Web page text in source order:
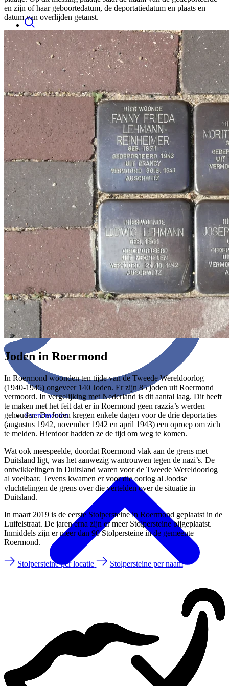
Evenementen
en zijn of haar geboortedatum, de deportatiedatum en plaats en
datum van overlijden getanst.
Joden in Roermond
In Roermond woonden ten tijde van de Tweede Wereldoorlog
(1940-1945) ongeveer 140 Joden. Er zijn 85 joden uit Roermond
vermoord. In vergelijking met Nederland is dit aantal laag. Dit heeft
te maken met het feit dat er in Roermond geen razzia’s werden
gehouden. De Joden kregen enkele dagen voor de drie deportaties
(augustus 1942, november 1942 en april 1943) een oproep om zich
te melden. Hierdoor hadden ze de tijd om weg te komen.
Wat ook meespeelde, doordat Roermond vlak aan de grens met
Duitsland ligt, was het aanwezig wantrouwen tegen de nazi’s. De
ontwikkelingen in Duitsland waren voor de Tweede Wereldoorlog
al voelbaar. Tevens kwamen er voor die oorlog al Joodse
vluchtelingen de grens over die vertelden over de situatie in
Duitsland.
In maart 2019 is de eerste Stolpersteine in Roermond geplaatst in de
Luifelstraat. De jaren erna zijn er meer Stolpersteine bijgeplaatst.
Inmiddels zijn er meer dan 90 Stolpersteine in de gemeente
Roermond.
Stolpersteine per locatie Stolpersteine per naam